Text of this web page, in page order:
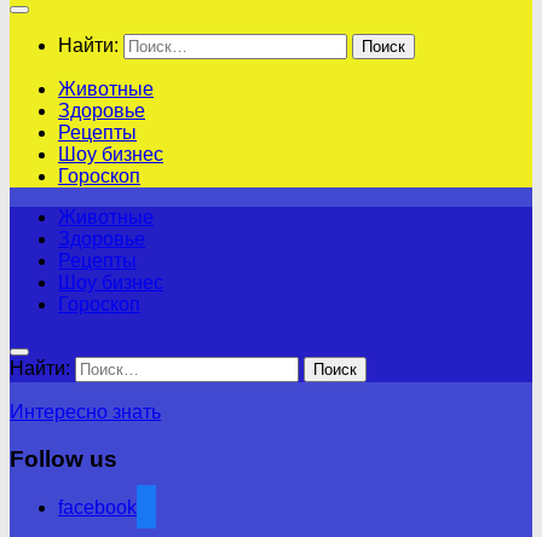
Найти:
Животные
Здоровье
Рецепты
Шоу бизнес
Гороскоп
Животные
Здоровье
Рецепты
Шоу бизнес
Гороскоп
Найти:
Интересно знать
Follow us
facebook